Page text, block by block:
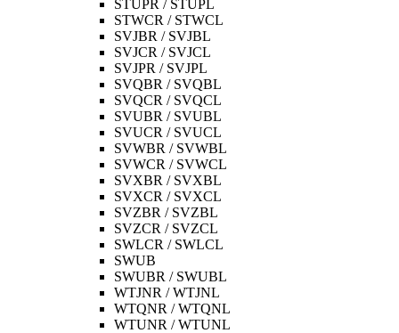
STUPR / STUPL
STWCR / STWCL
SVJBR / SVJBL
SVJCR / SVJCL
SVJPR / SVJPL
SVQBR / SVQBL
SVQCR / SVQCL
SVUBR / SVUBL
SVUCR / SVUCL
SVWBR / SVWBL
SVWCR / SVWCL
SVXBR / SVXBL
SVXCR / SVXCL
SVZBR / SVZBL
SVZCR / SVZCL
SWLCR / SWLCL
SWUB
SWUBR / SWUBL
WTJNR / WTJNL
WTQNR / WTQNL
WTUNR / WTUNL